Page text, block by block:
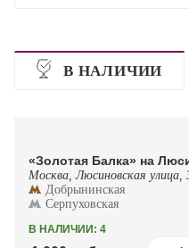
В НАЛИЧИИ
«Золотая Балка» на
Москва, Люсиновская улица,
Добрынинская
Серпуховская
В НАЛИЧИИ: 4